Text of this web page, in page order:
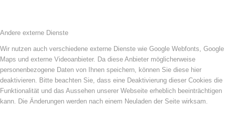
Andere externe Dienste
Wir nutzen auch verschiedene externe Dienste wie Google Webfonts, Google
Maps und externe Videoanbieter. Da diese Anbieter möglicherweise
personenbezogene Daten von Ihnen speichern, können Sie diese hier
deaktivieren. Bitte beachten Sie, dass eine Deaktivierung dieser Cookies die
Funktionalität und das Aussehen unserer Webseite erheblich beeinträchtigen
kann. Die Änderungen werden nach einem Neuladen der Seite wirksam.